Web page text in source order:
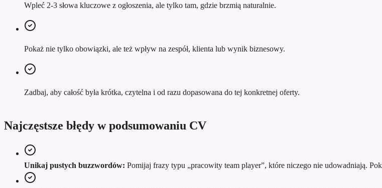
Wpleć 2-3 słowa kluczowe z ogłoszenia, ale tylko tam, gdzie brzmią naturalnie.
Pokaż nie tylko obowiązki, ale też wpływ na zespół, klienta lub wynik biznesowy.
Zadbaj, aby całość była krótka, czytelna i od razu dopasowana do tej konkretnej oferty.
Najczęstsze błędy w podsumowaniu CV
Unikaj pustych buzzwordów: Pomijaj frazy typu „pracowity team player”, które niczego nie udowadniają.